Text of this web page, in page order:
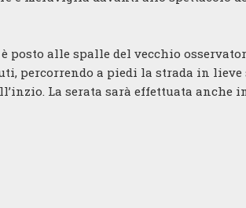
posto alle spalle del vecchio
percorrendo a piedi la strada in
La serata sarà effettuata anche